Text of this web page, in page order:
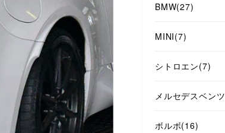
BMW(27)
MINI(7)
シトロエン(7)
メルセデスベンツ
ボルボ(16)